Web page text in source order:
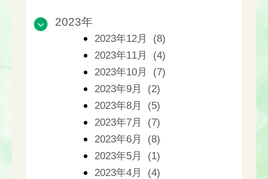
2023年
2023年12月 (8)
2023年11月 (4)
2023年10月 (7)
2023年9月 (2)
2023年8月 (5)
2023年7月 (7)
2023年6月 (8)
2023年5月 (1)
2023年4月 (4)